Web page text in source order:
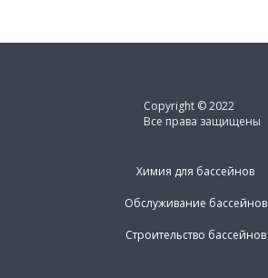
Copyright © 2022
Все права защищены
Химия для бассейнов
Обслуживание бассейнов
Строительство бассейнов